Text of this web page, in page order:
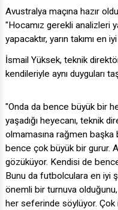
Avustralya maçına hazır
"Hocamız gerekli analizleri
yapacaktır, yarın takımı en
İsmail Yüksek, teknik
kendileriyle aynı duyguları
"Onda da bence büyük bir
yaşadığı heyecanı, teknik
olmamasına rağmen
bence çok büyük bir gurur.
gözüküyor. Kendisi de
Bunu da futbolculara en iyi
önemli bir turnuva olduğunu,
her seferinde söylüyor. Çok